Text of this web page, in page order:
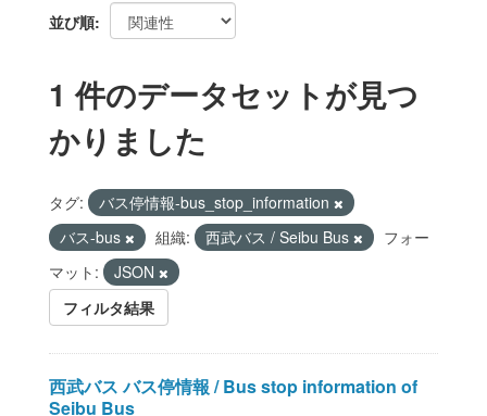
並び順
1 件のデータセットが見つ
かりました
タグ:
バス停情報-bus_stop_information
バス-bus
組織: 西武バス / Seibu Bus
フォー
マット:
JSON
フィルタ結果
西武バス バス停情報 / Bus stop information of
Seibu Bus